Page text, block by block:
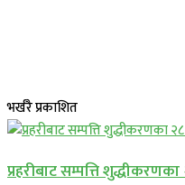
भर्खरै प्रकाशित
प्रहरीबाट सम्पत्ति